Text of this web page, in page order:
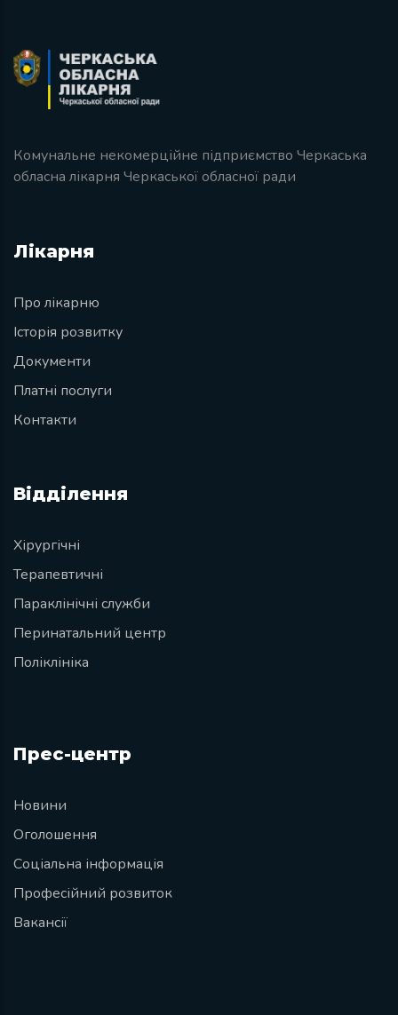
Комунальне некомерційне підприємство Черкаська
обласна лікарня Черкаської обласної ради
Лікарня
Про лікарню
Історія розвитку
Документи
Платні послуги
Контакти
Відділення
Хірургічні
Терапевтичні
Параклінічні служби
Перинатальний центр
Поліклініка
Прес-центр
Новини
Оголошення
Соціальна інформація
Професійний розвиток
Вакансії